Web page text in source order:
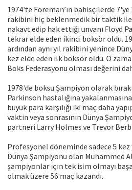
1974'te Foreman’ın bahisçilerde
rakibini hiç beklenmedik bir taktik
nakavt edip hak ettiği unvanı Floyd
tekrar elde eden ikinci boksör oldu.
ardından aynı yıl rakibini yenince
kez elde eden ilk boksör oldu. O
Boks Federasyonu olması değerini
1978'de boksu Şampiyon olarak
Parkinson hastalığına
büyük para karşılığı iki maç daha
vaktin veya sonrasının Dünya
partneri Larry Holmes ve Trevor
Profesyonel döneminde sadece 5
Dünya Şampiyonu olan Muhammed
şampiyonlar için tek isim olmayı
olmak üzere 56 maç kazandı.